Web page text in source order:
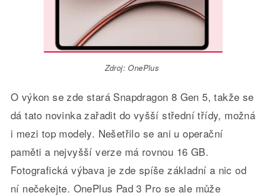
Zdroj: OnePlus
O výkon se zde stará Snapdragon 8 Gen 5, takže se
dá tato novinka zařadit do vyšší střední třídy, možná
i mezi top modely. Nešetřilo se ani u operační
paměti a nejvyšší verze má rovnou 16 GB.
Fotografická výbava je zde spíše základní a nic od
ní nečekejte. OnePlus Pad 3 Pro se ale může